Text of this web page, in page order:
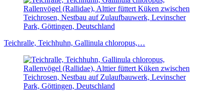
Teichralle, Teichhuhn, Gallinula chloropus,…